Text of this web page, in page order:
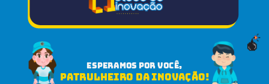
ESPERAMOS POR VOCÊ,
PATRULHEIRO DA INOVAÇÃO!